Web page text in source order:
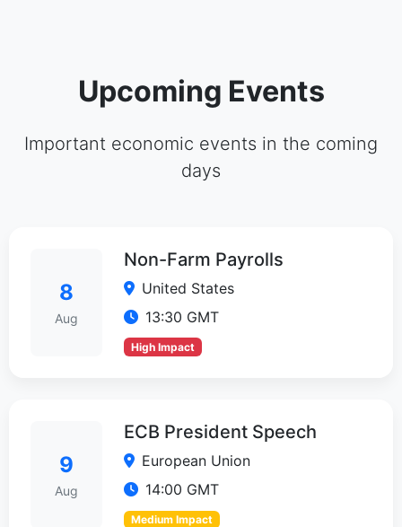
Upcoming Events
Important economic events in the coming
days
8
Aug
Non-Farm Payrolls
United States
13:30 GMT
High Impact
9
Aug
ECB President Speech
European Union
14:00 GMT
Medium Impact